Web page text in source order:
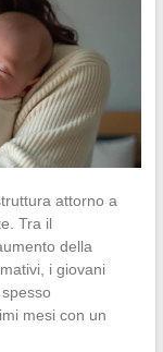
attorno a
Tra il
della
i giovani
mesi con un